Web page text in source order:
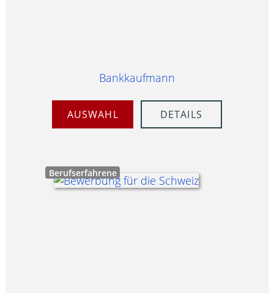
Bankkaufmann
AUSWAHL DETAILS
Berufserfahrene